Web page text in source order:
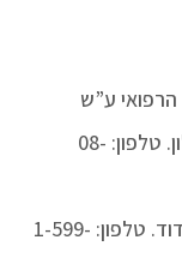
ע”ש
ברזילי) – רחוב ההסתדרות 3, אשקלון. טלפון: 08-
טרם אשדוד – רחוב חנה סנש 1, אשדוד. טלפון: 1-599-